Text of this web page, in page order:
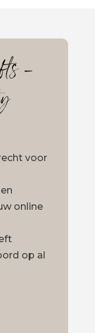
–
voor
online
op al